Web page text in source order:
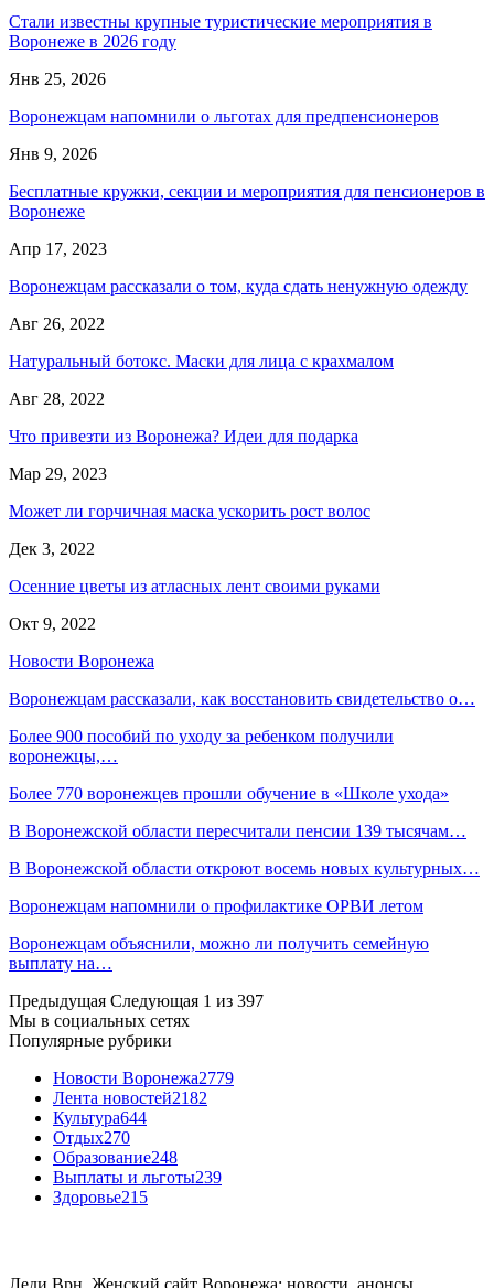
Стали известны крупные туристические мероприятия в
Воронеже в 2026 году
Янв 25, 2026
Воронежцам напомнили о льготах для предпенсионеров
Янв 9, 2026
Бесплатные кружки, секции и мероприятия для пенсионеров в
Воронеже
Апр 17, 2023
Воронежцам рассказали о том, куда сдать ненужную одежду
Авг 26, 2022
Натуральный ботокс. Маски для лица с крахмалом
Авг 28, 2022
Что привезти из Воронежа? Идеи для подарка
Мар 29, 2023
Может ли горчичная маска ускорить рост волос
Дек 3, 2022
Осенние цветы из атласных лент своими руками
Окт 9, 2022
Новости Воронежа
Воронежцам рассказали, как восстановить свидетельство о…
Более 900 пособий по уходу за ребенком получили
воронежцы,…
Более 770 воронежцев прошли обучение в «Школе ухода»
В Воронежской области пересчитали пенсии 139 тысячам…
В Воронежской области откроют восемь новых культурных…
Воронежцам напомнили о профилактике ОРВИ летом
Воронежцам объяснили, можно ли получить семейную
выплату на…
Предыдущая Следующая 1 из 397
Мы в социальных сетях
Популярные рубрики
Новости Воронежа2779
Лента новостей2182
Культура644
Отдых270
Образование248
Выплаты и льготы239
Здоровье215
Леди.Врн. Женский сайт Воронежа: новости, анонсы